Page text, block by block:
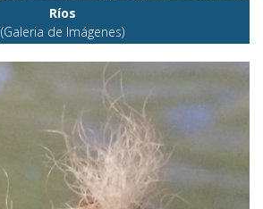
Ríos
(Galeria de Imágenes)